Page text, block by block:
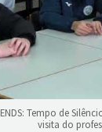
Tempo de
visita do